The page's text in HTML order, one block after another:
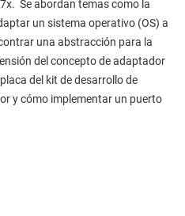
Se abordan temas como la
un sistema operativo (OS) a
una abstracción para la
del concepto de adaptador
del kit de desarrollo de
y cómo implementar un puerto